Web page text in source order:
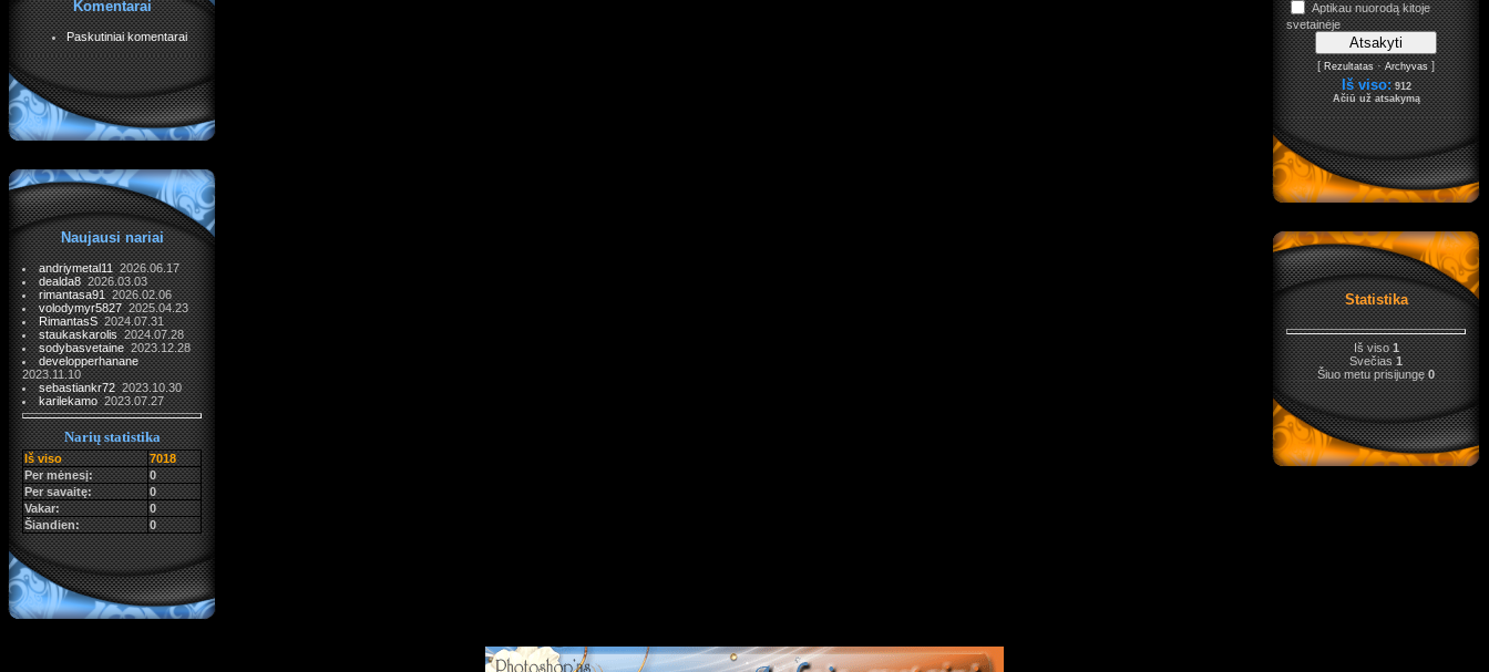
Komentarai
Paskutiniai komentarai
Naujausi nariai
andriymetal112026.06.17
dealda82026.03.03
rimantasa912026.02.06
volodymyr58272025.04.23
RimantasS2024.07.31
staukaskarolis2024.07.28
sodybasvetaine2023.12.28
developperhanane
2023.11.10
sebastiankr722023.10.30
karilekamo2023.07.27
Narių statistika
Iš viso
7018
Per mėnesį:
0
Per savaitę:
0
Vakar:
0
Šiandien:
0
Aptikau nuorodą kitoje
svetainėje
[Rezultatas·Archyvas]
Iš viso: 912
Ačiū už atsakymą
Statistika
Iš viso1
Svečias1
Šiuo metu prisijungę0